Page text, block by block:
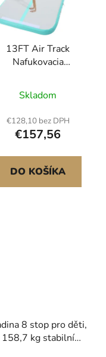
13FT Air Track
Nafukovacia
podložka s pumpou
Skladom
€128,10 bez DPH
€157,56
DO KOŠÍKA
8 stop pro děti,
158,7 kg stabilní